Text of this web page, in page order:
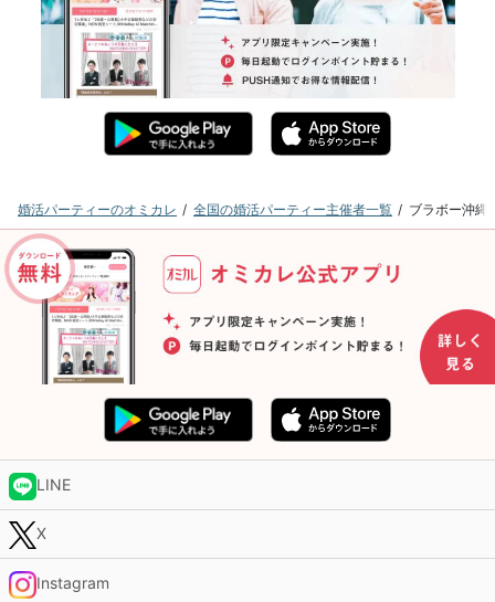
婚活パーティーのオミカレ 全国の婚活パーティー主催者一覧 ブラボー沖縄
LINE
X
Instagram